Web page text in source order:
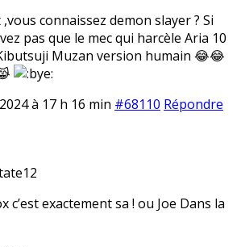
connaissez demon slayer ? Si
pas que le mec qui harcèle Aria 10
Muzan version humain 😂😂
à 17 h 16 min #68110 Répondre
c’est exactement sa ! ou Joe Dans la